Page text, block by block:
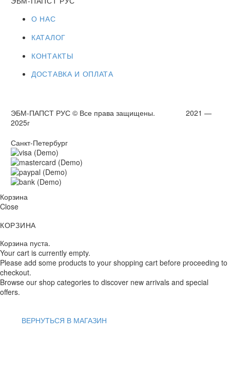
О НАС
КАТАЛОГ
КОНТАКТЫ
ДОСТАВКА И ОПЛАТА
ЭБМ-ПАПСТ РУС © Все права защищены. 2021 —
2025г
Санкт-Петербург
Корзина
Close
КОРЗИНА
Корзина пуста.
Your cart is currently empty.
Please add some products to your shopping cart before proceeding to
checkout.
Browse our shop categories to discover new arrivals and special
offers.
ВЕРНУТЬСЯ В МАГАЗИН